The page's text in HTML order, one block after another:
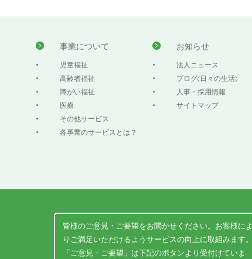
事業について
児童福祉
高齢者福祉
障がい福祉
医療
その他サービス
各事業のサービスとは？
お知らせ
法人ニュース
ブログ(日々の生活)
人事・採用情報
サイトマップ
皆様のご意見・ご要望をお聞かせください。お客様によ
りご満足いただけるようサービスの向上に取組みます。
「ご意見・ご要望」は下記のボタンより受付けていま